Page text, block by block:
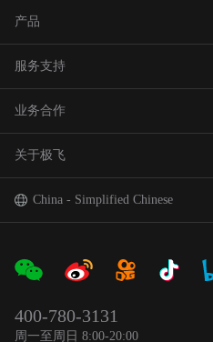
产品
农业无人飞机
农业无人车
农机自驾仪
巡田无人飞机
农业机器人
服务支持
极飞服务
极飞学园
证书查询
业务合作
查找网点(资质验证）
成为渠道合作伙伴
关于极飞
我是极⻜
官方活动
China - Simplified Chinese
日本 - 日本語
400-780-3131
周一至周日 8:00-20:00